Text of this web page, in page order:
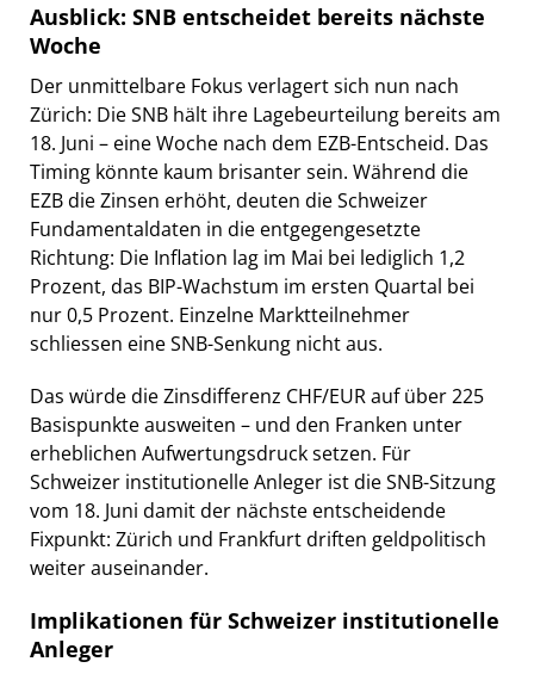
Ausblick: SNB entscheidet bereits nächste
Woche
Der unmittelbare Fokus verlagert sich nun nach
Zürich: Die SNB hält ihre Lagebeurteilung bereits am
18. Juni – eine Woche nach dem EZB-Entscheid. Das
Timing könnte kaum brisanter sein. Während die
EZB die Zinsen erhöht, deuten die Schweizer
Fundamentaldaten in die entgegengesetzte
Richtung: Die Inflation lag im Mai bei lediglich 1,2
Prozent, das BIP-Wachstum im ersten Quartal bei
nur 0,5 Prozent. Einzelne Marktteilnehmer
schliessen eine SNB-Senkung nicht aus.
Das würde die Zinsdifferenz CHF/EUR auf über 225
Basispunkte ausweiten – und den Franken unter
erheblichen Aufwertungsdruck setzen. Für
Schweizer institutionelle Anleger ist die SNB-Sitzung
vom 18. Juni damit der nächste entscheidende
Fixpunkt: Zürich und Frankfurt driften geldpolitisch
weiter auseinander.
Implikationen für Schweizer institutionelle
Anleger